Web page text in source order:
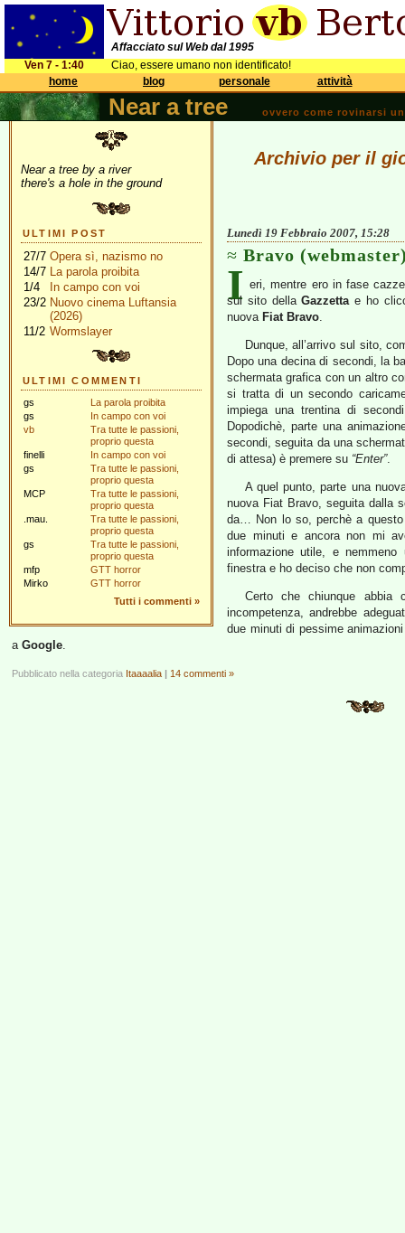
Affacciato sul Web dal 1995
Ven 7 - 1:40
Ciao, essere umano non identificato!
home
blog personale attività
Near a tree ovvero come rovinarsi
Near a tree by a river
there's a hole in the ground
ULTIMI POST
27/7 Opera sì, nazismo no
14/7 La parola proibita
1/4
In campo con voi
23/2 Nuovo cinema Luftansia
(2026)
11/2 Wormslayer
ULTIMI COMMENTI
gs
La parola proibita
gs
In campo con voi
vb
Tra tutte le passioni,
proprio questa
finelli
In campo con voi
gs
Tra tutte le passioni,
proprio questa
MCP
Tra tutte le passioni,
proprio questa
.mau.
Tra tutte le passioni,
proprio questa
gs
Tra tutte le passioni,
proprio questa
mfp
GTT horror
Mirko
GTT horror
Tutti i commenti »
Archivio per il
Lunedì 19 Febbraio 2007, 15:28
Bravo
I eri, mentre ero in fase
sul sito dellaGazzettae ho
nuova Fiat Bravo.
Dunque, all’arrivo sul sito,
Dopo una decina di secondi, la
schermata grafica con un altro
si tratta di un secondo
impiega una trentina di
Dopodichè, parte una
secondi, seguita da una
di attesa) è premere su “Enter”.
A quel punto, parte una
nuova Fiat Bravo, seguita dalla
da… Non lo so, perchè a
due minuti e ancora non mi
informazione utile, e
finestra e ho deciso che non
Certo che chiunque abbia
incompetenza, andrebbe
due minuti di pessime
a Google.
Pubblicato nella categoria Itaaaalia | 14 commenti »